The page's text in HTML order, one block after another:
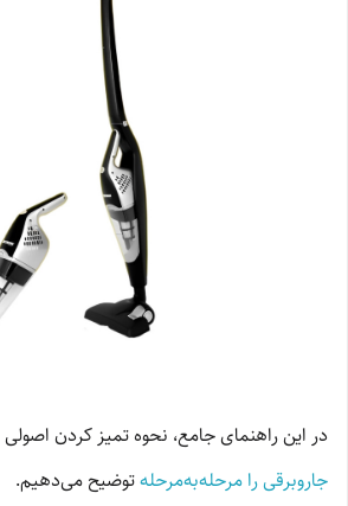
در این راهنمای جامع، نحوه تمیز کردن
جاروبرقی را مرحله‌به‌مرحلهتوضیح می‌دهیم.